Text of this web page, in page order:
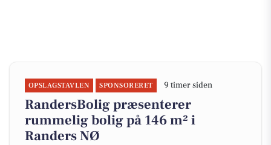
OPSLAGSTAVLEN SPONSORERET 9 timer siden
RandersBolig præsenterer
rummelig bolig på 146 m² i
Randers NØ